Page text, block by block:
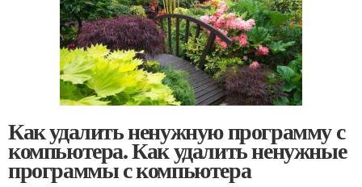
Как удалить ненужную программу с
компьютера. Как удалить ненужные
программы с компьютера